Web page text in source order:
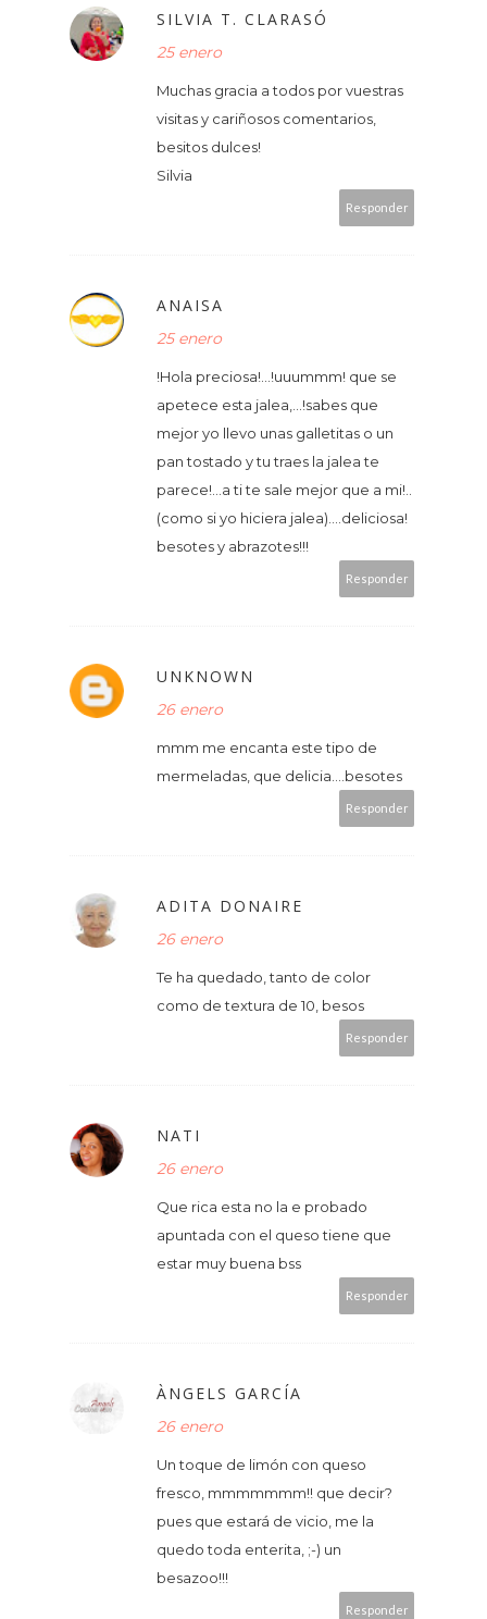
SILVIA T. CLARASÓ
25 enero
Muchas gracia a todos por vuestras
visitas y cariñosos comentarios,
besitos dulces!
Silvia
Responder
ANAISA
25 enero
!Hola preciosa!...!uuummm! que se
apetece esta jalea,...!sabes que
mejor yo llevo unas galletitas o un
pan tostado y tu traes la jalea te
parece!...a ti te sale mejor que a mi!..
(como si yo hiciera jalea)....deliciosa!
besotes y abrazotes!!!
Responder
UNKNOWN
26 enero
mmm me encanta este tipo de
mermeladas, que delicia....besotes
Responder
ADITA DONAIRE
26 enero
Te ha quedado, tanto de color
como de textura de 10, besos
Responder
NATI
26 enero
Que rica esta no la e probado
apuntada con el queso tiene que
estar muy buena bss
Responder
ÀNGELS GARCÍA
26 enero
Un toque de limón con queso
fresco, mmmmmmm!! que decir?
pues que estará de vicio, me la
quedo toda enterita, ;-) un
besazoo!!!
Responder